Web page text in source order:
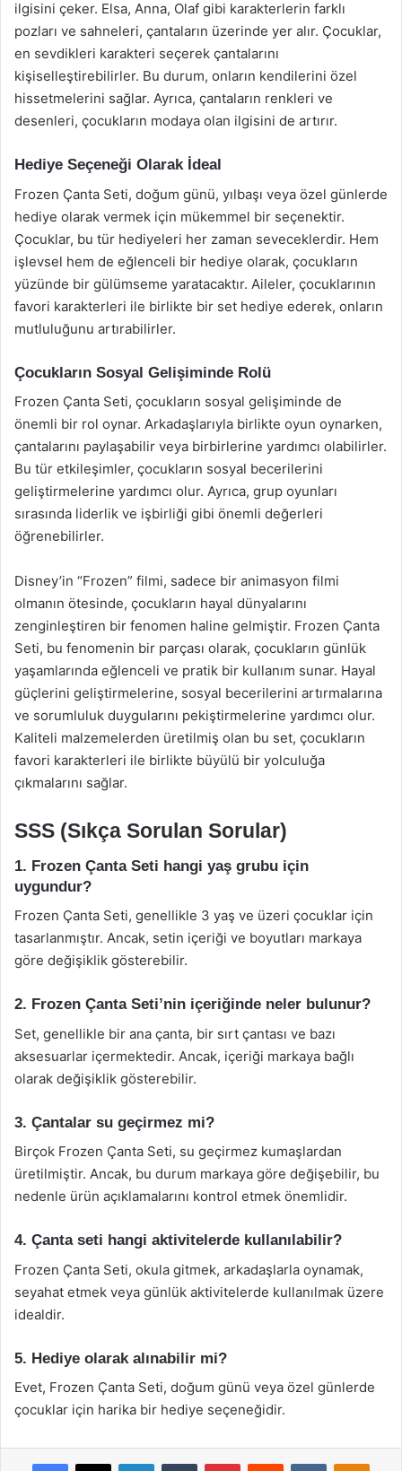
ilgisini çeker. Elsa, Anna, Olaf gibi karakterlerin farklı
pozları ve sahneleri, çantaların üzerinde yer alır. Çocuklar,
en sevdikleri karakteri seçerek çantalarını
kişiselleştirebilirler. Bu durum, onların kendilerini özel
hissetmelerini sağlar. Ayrıca, çantaların renkleri ve
desenleri, çocukların modaya olan ilgisini de artırır.
Hediye Seçeneği Olarak İdeal
Frozen Çanta Seti, doğum günü, yılbaşı veya özel günlerde
hediye olarak vermek için mükemmel bir seçenektir.
Çocuklar, bu tür hediyeleri her zaman seveceklerdir. Hem
işlevsel hem de eğlenceli bir hediye olarak, çocukların
yüzünde bir gülümseme yaratacaktır. Aileler, çocuklarının
favori karakterleri ile birlikte bir set hediye ederek, onların
mutluluğunu artırabilirler.
Çocukların Sosyal Gelişiminde Rolü
Frozen Çanta Seti, çocukların sosyal gelişiminde de
önemli bir rol oynar. Arkadaşlarıyla birlikte oyun oynarken,
çantalarını paylaşabilir veya birbirlerine yardımcı olabilirler.
Bu tür etkileşimler, çocukların sosyal becerilerini
geliştirmelerine yardımcı olur. Ayrıca, grup oyunları
sırasında liderlik ve işbirliği gibi önemli değerleri
öğrenebilirler.
Disney’in “Frozen” filmi, sadece bir animasyon filmi
olmanın ötesinde, çocukların hayal dünyalarını
zenginleştiren bir fenomen haline gelmiştir. Frozen Çanta
Seti, bu fenomenin bir parçası olarak, çocukların günlük
yaşamlarında eğlenceli ve pratik bir kullanım sunar. Hayal
güçlerini geliştirmelerine, sosyal becerilerini artırmalarına
ve sorumluluk duygularını pekiştirmelerine yardımcı olur.
Kaliteli malzemelerden üretilmiş olan bu set, çocukların
favori karakterleri ile birlikte büyülü bir yolculuğa
çıkmalarını sağlar.
SSS (Sıkça Sorulan Sorular)
1. Frozen Çanta Seti hangi yaş grubu için
uygundur?
Frozen Çanta Seti, genellikle 3 yaş ve üzeri çocuklar için
tasarlanmıştır. Ancak, setin içeriği ve boyutları markaya
göre değişiklik gösterebilir.
2. Frozen Çanta Seti’nin içeriğinde neler bulunur?
Set, genellikle bir ana çanta, bir sırt çantası ve bazı
aksesuarlar içermektedir. Ancak, içeriği markaya bağlı
olarak değişiklik gösterebilir.
3. Çantalar su geçirmez mi?
Birçok Frozen Çanta Seti, su geçirmez kumaşlardan
üretilmiştir. Ancak, bu durum markaya göre değişebilir, bu
nedenle ürün açıklamalarını kontrol etmek önemlidir.
4. Çanta seti hangi aktivitelerde kullanılabilir?
Frozen Çanta Seti, okula gitmek, arkadaşlarla oynamak,
seyahat etmek veya günlük aktivitelerde kullanılmak üzere
idealdir.
5. Hediye olarak alınabilir mi?
Evet, Frozen Çanta Seti, doğum günü veya özel günlerde
çocuklar için harika bir hediye seçeneğidir.
Facebook
X LinkedInTumblr PinterestReddit VKontakte